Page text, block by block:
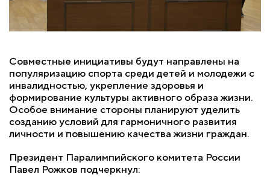
Совместные инициативы будут направлены на
популяризацию спорта среди детей и молодежи с
инвалидностью, укрепление здоровья и
формирование культуры активного образа жизни.
Особое внимание стороны планируют уделить
созданию условий для гармоничного развития
личности и повышению качества жизни граждан.
Президент Паралимпийского комитета России
Павел Рожков подчеркнул: